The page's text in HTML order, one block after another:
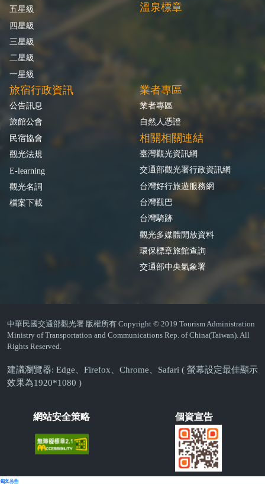
五星級
四星級
三星級
二星級
一星級
溫泉標章
旅宿行政資訊
公告訊息
旅館公會
民宿協會
觀光法規
E-learning
觀光名詞
檔案下載
業者專區
業者專區
自然人憑證
相關相關連結
臺灣觀光資訊網
交通部觀光署行政資訊網
台灣好行旅遊服務網
台灣觀巴
台灣騎跡
觀光多媒體開放資料
環保標章旅館查詢
交通部中央氣象署
中華民國交通部觀光署 版權所有 Copyright © 2019 Tourism Administration
Ministry of Transportation and Communications Rep. of China(Taiwan). All
Rights Reserved.
建議瀏覽器: Edge、Firefox、Chrome、Safari ( 螢幕設定最佳顯示
效果為1920*1080 )
網站安全策略 個資宣告